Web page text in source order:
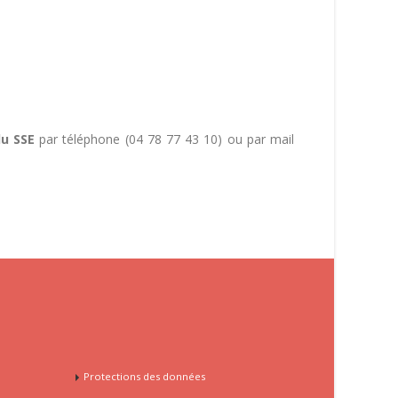
SSE par téléphone (04 78 77 43 10) ou par mail
Protections des données